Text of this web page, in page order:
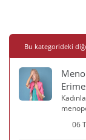
Bu kategorideki
06